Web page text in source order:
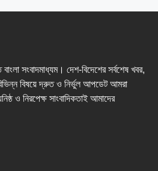
সংবাদমাধ্যম। দেশ-বিদেশের সর্বশেষ খবর,
বিষয়ে দ্রুত ও নির্ভুল আপডেট আমরা
ও নিরপেক্ষ সাংবাদিকতাই আমাদের